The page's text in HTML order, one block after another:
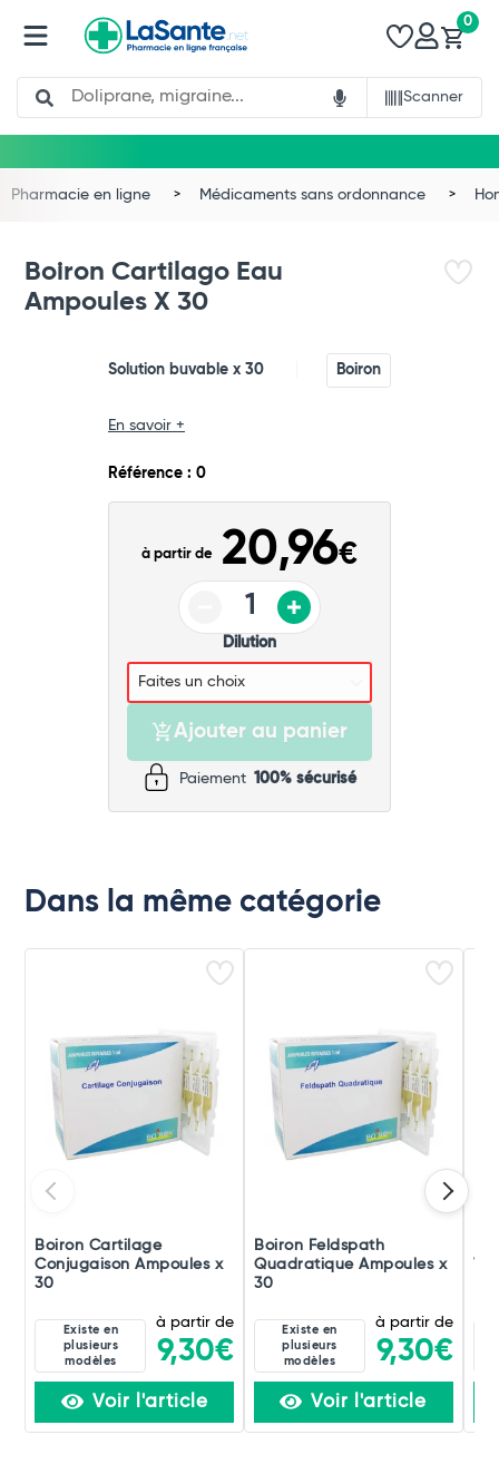
Search
Scanner
0
Commander
Pharmacie en ligne Médicaments sans ordonnance
Boiron Cartilago Eau
Ampoules X 30
Solution buvable x 30 Boiron
En savoir +
Référence : 0
à partir de 20,96€
Dilution
Ajouter au panier
Paiement 100% sécurisé
Dans la même catégorie
Boiron Cartilage
Conjugaison Ampoules x
30
Existe en
plusieurs
modèles
à partir de
9,30€
Voir l'article
Boiron Feldspath
Quadratique Ampoules x
30
Existe en
plusieurs
modèles
à partir de
9,30€
Voir l'article